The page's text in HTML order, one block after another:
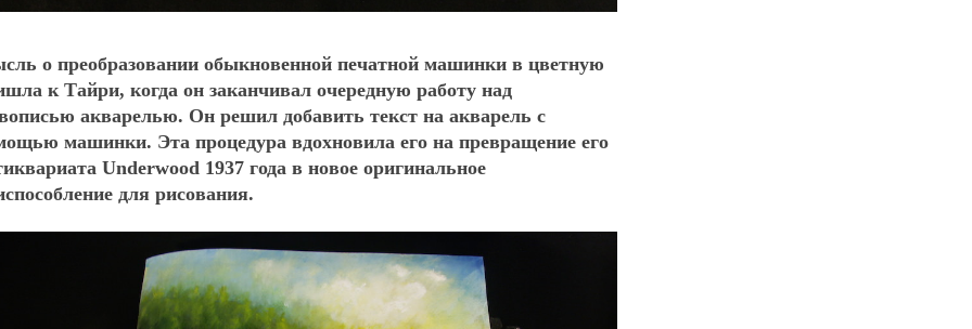
о преобразовании обыкновенной печатной машинки в цветную
к Тайри, когда он заканчивал очередную работу над
акварелью. Он решил добавить текст на акварель с
машинки. Эта процедура вдохновила его на превращение его
Underwood 1937 года в новое оригинальное
для рисования.